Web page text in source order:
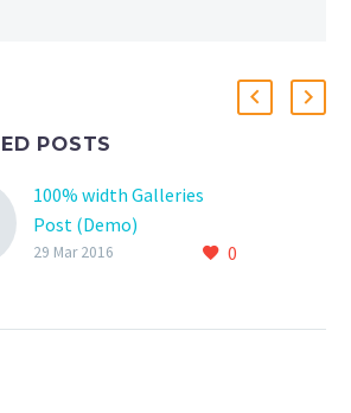
POSTS
100% width Galleries
Post (Demo)
Lorem Ipsum. Proin
0
29 Mar 2016